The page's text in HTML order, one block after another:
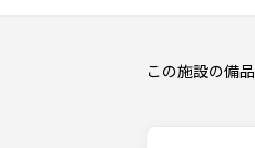
この施設の備品